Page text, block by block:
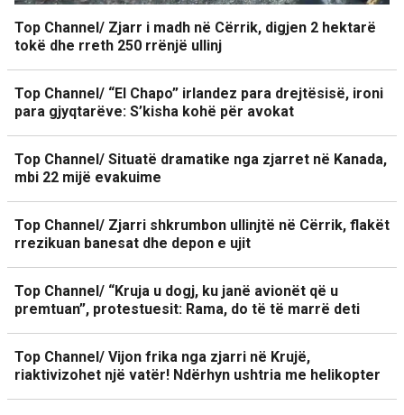
Top Channel/ Zjarr i madh në Cërrik, digjen 2 hektarë
tokë dhe rreth 250 rrënjë ullinj
Top Channel/ “El Chapo” irlandez para drejtësisë, ironi
para gjyqtarëve: S’kisha kohë për avokat
Top Channel/ Situatë dramatike nga zjarret në Kanada,
mbi 22 mijë evakuime
Top Channel/ Zjarri shkrumbon ullinjtë në Cërrik, flakët
rrezikuan banesat dhe depon e ujit
Top Channel/ “Kruja u dogj, ku janë avionët që u
premtuan”, protestuesit: Rama, do të të marrë deti
Top Channel/ Vijon frika nga zjarri në Krujë,
riaktivizohet një vatër! Ndërhyn ushtria me helikopter